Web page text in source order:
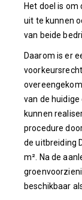
Het doel is
uit te kunnen
van beide
Daarom is er
van de
kunnen
procedure
de uitbreiding
m². Na de
beschikbaar